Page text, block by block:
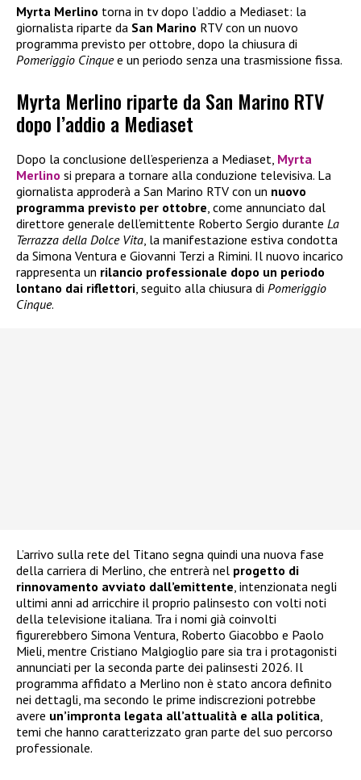
Myrta Merlino torna in tv dopo l’addio a Mediaset: la
giornalista riparte da San Marino RTV con un nuovo
programma previsto per ottobre, dopo la chiusura di
Pomeriggio Cinquee un periodo senza una trasmissione fissa.
Myrta Merlino riparte da San Marino RTV
dopo l’addio a Mediaset
Dopo la conclusione dell’esperienza a Mediaset, Myrta
Merlino si prepara a tornare alla conduzione televisiva. La
giornalista approderà a San Marino RTV con un nuovo
programma previsto per ottobre , come annunciato dal
direttore generale dell’emittente Roberto Sergio durante La
Terrazza della Dolce Vita , la manifestazione estiva condotta
da Simona Ventura e Giovanni Terzi a Rimini. Il nuovo incarico
rappresenta un rilancio professionale dopo un periodo
lontano dai riflettori , seguito alla chiusura di Pomeriggio
Cinque.
L’arrivo sulla rete del Titano segna quindi una nuova fase
della carriera di Merlino, che entrerà nel progetto di
rinnovamento avviato dall’emittente , intenzionata negli
ultimi anni ad arricchire il proprio palinsesto con volti noti
della televisione italiana. Tra i nomi già coinvolti
figurerebbero Simona Ventura, Roberto Giacobbo e Paolo
Mieli, mentre Cristiano Malgioglio pare sia tra i protagonisti
annunciati per la seconda parte dei palinsesti 2026. Il
programma affidato a Merlino non è stato ancora definito
nei dettagli, ma secondo le prime indiscrezioni potrebbe
avere un’impronta legata all’attualità e alla politica
temi che hanno caratterizzato gran parte del suo percorso
professionale.